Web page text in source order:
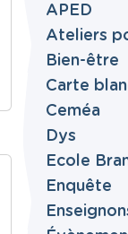
APED
Ateliers
Bien-être
Carte
Ceméa
Dys
Ecole
Enquête